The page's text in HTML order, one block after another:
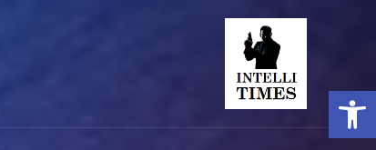
פתח סרגל נגישות